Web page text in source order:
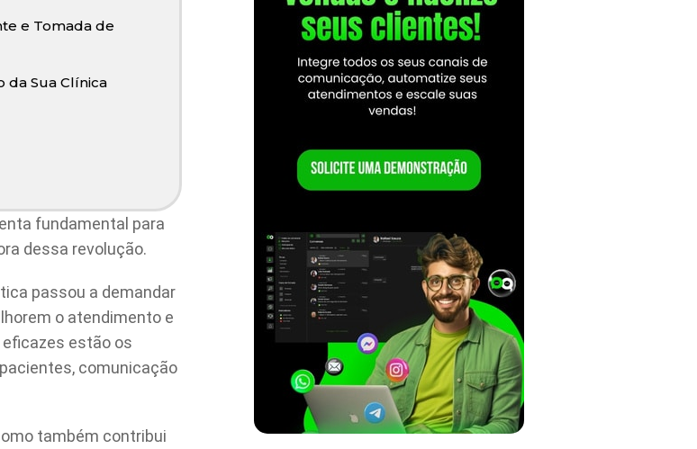
e Tomada de
da Sua Clínica
fundamental para
dessa revolução.
passou a demandar
o atendimento e
estão os
comunicação
também contribui